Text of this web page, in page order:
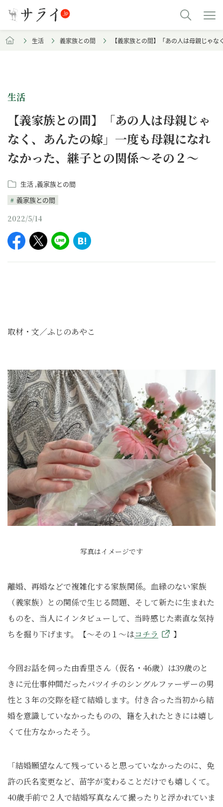
生活 義家族との間 【義家族との間】「あの人は母親じゃ
生活
【義家族との間】「あの人は母親じゃ
なく、あんたの嫁」一度も母親になれ
なかった、継子との関係～その２～
生活 義家族との間
義家族との間
2022/5/14
取材・文／ふじのあやこ
写真はイメージです
離婚、再婚などで複雑化する家族関係。血縁のない家族
（義家族）との関係で生じる問題、そして新たに生まれた
ものを、当人にインタビューして、当時感じた素直な気持
ちを掘り下げます。【～その１～はコチラ 】
今回お話を伺った由香里さん（仮名・46歳）は39歳のと
きに元仕事仲間だったバツイチのシングルファーザーの男
性と３年の交際を経て結婚します。付き合った当初から結
婚を意識していなかったものの、籍を入れたときには嬉し
くて仕方なかったそう。
「結婚願望なんて残っていると思っていなかったのに、免
許の氏名変更など、苗字が変わることだけでも嬉しくて。
40歳手前で２人で結婚写真なんて撮ったりと浮かれていま